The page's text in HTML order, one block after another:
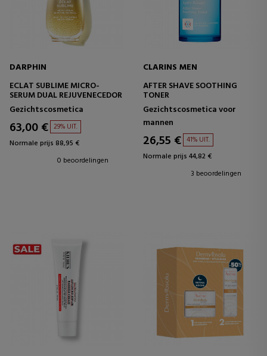
DARPHIN
ECLAT SUBLIME MICRO-
SERUM DUAL REJUVENECEDOR
Gezichtscosmetica
63,00 € 29% UIT.
Normale prijs 88,95 €
0 beoordelingen
CLARINS MEN
AFTER SHAVE SOOTHING
TONER
Gezichtscosmetica voor
mannen
26,55 € 41% UIT.
Normale prijs 44,82 €
3 beoordelingen